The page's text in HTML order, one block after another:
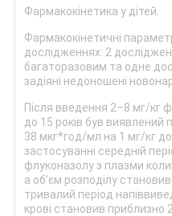
Фармакокінетика у дітей.
Фармакокінетичні
дослідженнях: 2
багаторазовим та одне
задіяні недоношені
Після введення 2–8 мг/кг
до 15 років був виявлений
38 мкг*год/мл на 1 мг/кг
застосуванні середній
флуконазолу з плазми
а об’єм розподілу
тривалий період
крові становив приблизно